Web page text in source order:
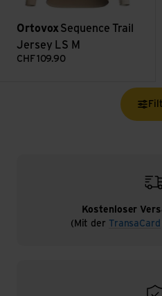
OrtovoxSequence Trail
Jersey LS M
CHF 109.90
Kostenloser
(Mit der TransaCard